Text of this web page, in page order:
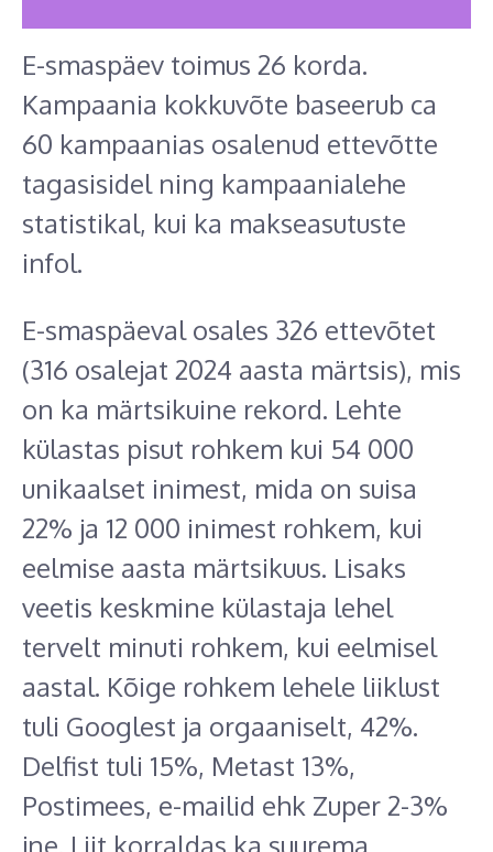
E-smaspäev toimus 26 korda.
Kampaania kokkuvõte baseerub ca
60 kampaanias osalenud ettevõtte
tagasisidel ning kampaanialehe
statistikal, kui ka makseasutuste
infol.
E-smaspäeval osales 326 ettevõtet
(316 osalejat 2024 aasta märtsis), mis
on ka märtsikuine rekord. Lehte
külastas pisut rohkem kui 54 000
unikaalset inimest, mida on suisa
22% ja 12 000 inimest rohkem, kui
eelmise aasta märtsikuus. Lisaks
veetis keskmine külastaja lehel
tervelt minuti rohkem, kui eelmisel
aastal. Kõige rohkem lehele liiklust
tuli Googlest ja orgaaniselt, 42%.
Delfist tuli 15%, Metast 13%,
Postimees, e-mailid ehk Zuper 2-3%
jne. Liit korraldas ka suurema